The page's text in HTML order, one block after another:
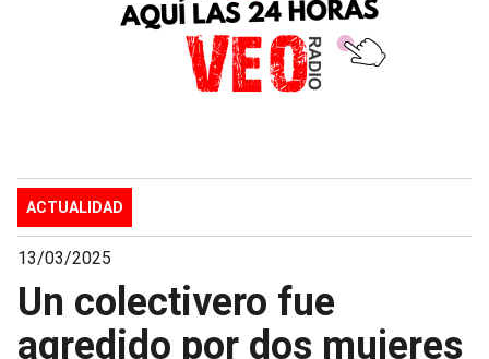
ACTUALIDAD
13/03/2025
Un colectivero fue
agredido por dos mujeres